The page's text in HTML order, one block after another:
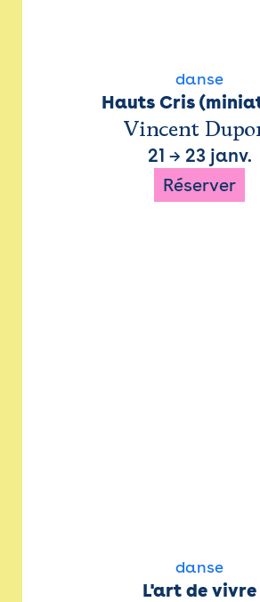
danse
Hauts Cris
Vincent
21 → 23 janv.
Réserver
danse
L'art de vivre